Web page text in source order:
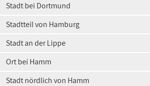
Stadt bei Dortmund
Stadtteil von Hamburg
Stadt an der Lippe
Ort bei Hamm
Stadt nördlich von Hamm